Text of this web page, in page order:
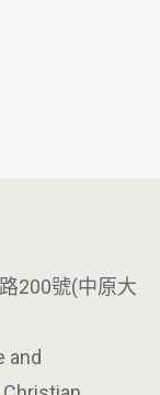
200號(中原大
and